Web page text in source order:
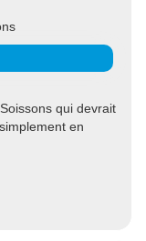
qui devrait
en